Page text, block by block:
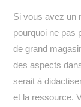
Si vous avez un
pourquoi ne pas
de grand
des aspects
serait à
et la ressource.